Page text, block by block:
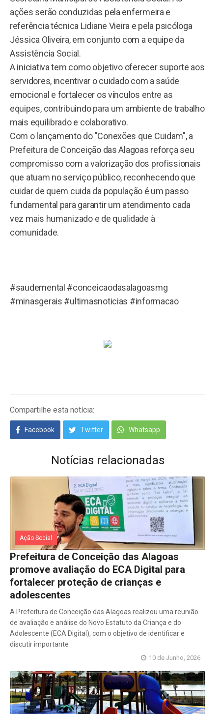
ações serão conduzidas pela enfermeira e
referência técnica Lidiane Vieira e pela psicóloga
Jéssica Oliveira, em conjunto com a equipe da
Assistência Social.
A iniciativa tem como objetivo oferecer suporte aos
servidores, incentivar o cuidado com a saúde
emocional e fortalecer os vínculos entre as
equipes, contribuindo para um ambiente de trabalho
mais equilibrado e colaborativo.
Com o lançamento do "Conexões que Cuidam", a
Prefeitura de Conceição das Alagoas reforça seu
compromisso com a valorização dos profissionais
que atuam no serviço público, reconhecendo que
cuidar de quem cuida da população é um passo
fundamental para garantir um atendimento cada
vez mais humanizado e de qualidade à
comunidade.
#saudemental #conceicaodasalagoasmg
#minasgerais #ultimasnoticias #informacao
Compartilhe esta notícia:
Facebook Twitter Whatsapp
Notícias relacionadas
Ação Social
Prefeitura de Conceição das Alagoas
promove avaliação do ECA Digital para
fortalecer proteção de crianças e
adolescentes
A Prefeitura de Conceição das Alagoas realizou uma reunião
de avaliação e análise do Novo Estatuto da Criança e do
Adolescente (ECA Digital), com o objetivo de identificar e
discutir importante
10 de Junho, 2026